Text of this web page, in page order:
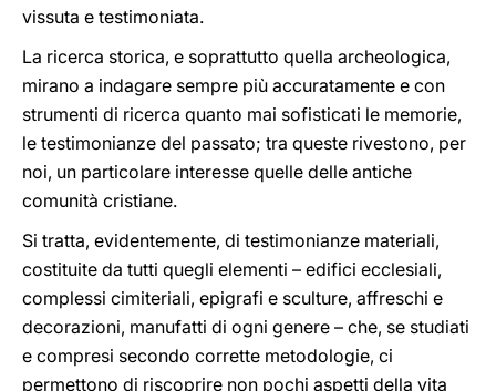
vissuta e testimoniata.
La ricerca storica, e soprattutto quella archeologica,
mirano a indagare sempre più accuratamente e con
strumenti di ricerca quanto mai sofisticati le memorie,
le testimonianze del passato; tra queste rivestono, per
noi, un particolare interesse quelle delle antiche
comunità cristiane.
Si tratta, evidentemente, di testimonianze materiali,
costituite da tutti quegli elementi – edifici ecclesiali,
complessi cimiteriali, epigrafi e sculture, affreschi e
decorazioni, manufatti di ogni genere – che, se studiati
e compresi secondo corrette metodologie, ci
permettono di riscoprire non pochi aspetti della vita